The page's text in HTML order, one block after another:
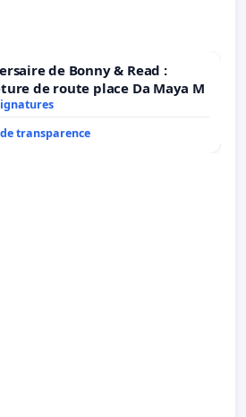
de Bonny & Read :
de route place Da Maya M
transparence